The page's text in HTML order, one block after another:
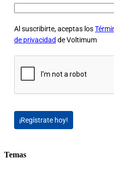
Al suscribirte, aceptas los
de privacidad de Voltimum
¡Regístrate hoy!
Temas